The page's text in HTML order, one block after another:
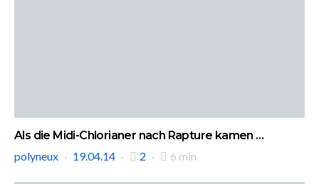
Als die Midi-Chlorianer nach Rapture kamen …
polyneux
19.04.14 2 6 min